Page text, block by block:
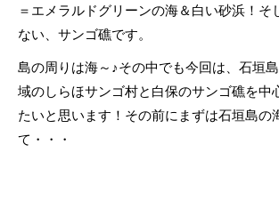
＝エメラルドグリーンの海＆白い砂浜！そ
ない、サンゴ礁です。
島の周りは海～♪その中でも今回は、石垣
域のしらほサンゴ村と白保のサンゴ礁を中
たいと思います！その前にまずは石垣島の
て・・・